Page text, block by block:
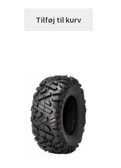
Tilføj til kurv